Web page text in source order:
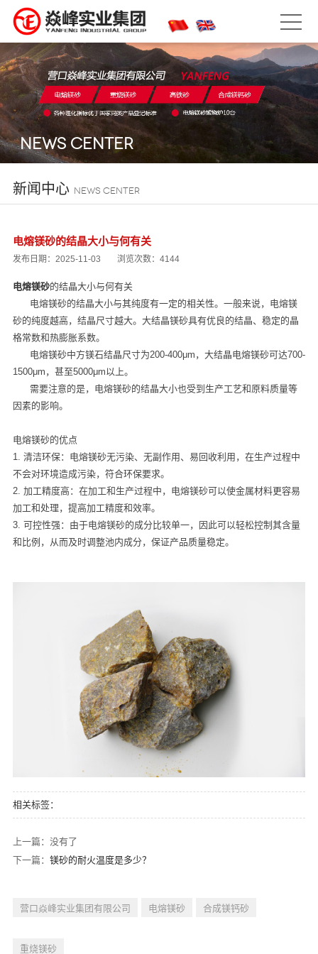
NEWS CENTER
新闻中心 NEWS CENTER
电熔镁砂的结晶大小与何有关
发布日期：2025-11-03 浏览次数：4144
电熔镁砂的结晶大小与何有关
电熔镁砂的结晶大小与其纯度有一定的相关性。一般来说，电熔镁
砂的纯度越高，结晶尺寸越大。大结晶镁砂具有优良的结晶、稳定的晶
格常数和热膨胀系数。
电熔镁砂中方镁石结晶尺寸为200-400μm，大结晶电熔镁砂可达700-
1500μm，甚至5000μm以上。
需要注意的是，电熔镁砂的结晶大小也受到生产工艺和原料质量等
因素的影响。
电熔镁砂的优点
1. 清洁环保：电熔镁砂无污染、无副作用、易回收利用，在生产过程中
不会对环境造成污染，符合环保要求。
2. 加工精度高：在加工和生产过程中，电熔镁砂可以使金属材料更容易
加工和处理，提高加工精度和效率。
3. 可控性强：由于电熔镁砂的成分比较单一，因此可以轻松控制其含量
和比例，从而及时调整池内成分，保证产品质量稳定。
相关标签：
上一篇：没有了
下一篇： 镁砂的耐火温度是多少？
营口焱峰实业集团有限公司 电熔镁砂 合成镁钙砂
重烧镁砂